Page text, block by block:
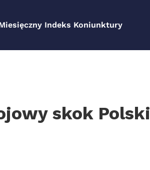
Indeks Koniunktury
skok Polski